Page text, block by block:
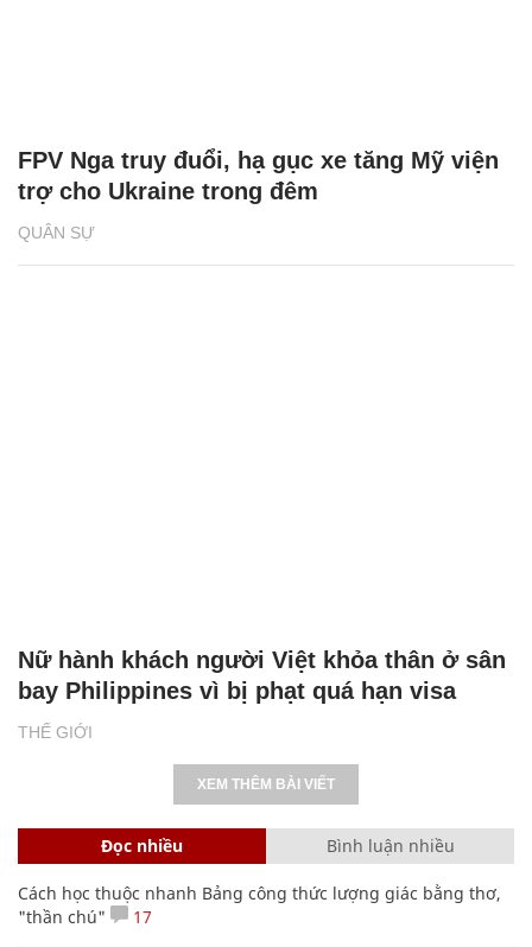
QUÂN SỰ
FPV Nga truy đuổi, hạ gục xe tăng Mỹ viện
trợ cho Ukraine trong đêm
THẾ GIỚI
Nữ hành khách người Việt khỏa thân ở sân
bay Philippines vì bị phạt quá hạn visa
XEM THÊM BÀI VIẾT
Đọc nhiều Bình luận nhiều
Cách học thuộc nhanh Bảng công thức lượng giác bằng thơ,
"thần chú"
17